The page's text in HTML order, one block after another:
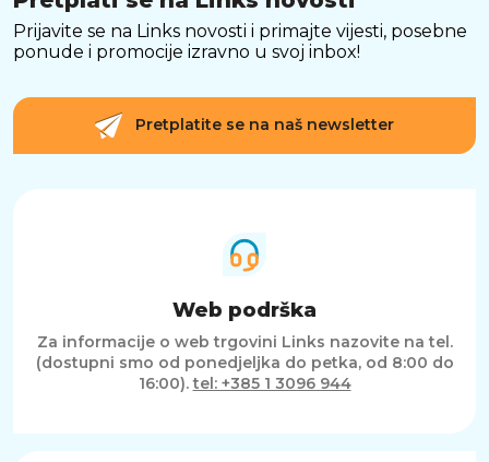
svakodnevno korištenje.
INTUITIVNE KONTROLE ZA JEDNOSTAVNO
Integrirane kontrole omogućuju brzo
prilagođavanje glasnoće, isključivanje
Trust GXT 491 Fayzo Wireless slušalice
savršena su kombinacija bežične
funkcionalnosti, vrhunskog zvuka i atraktivnog
dizajna. S virtualnim 7.1 surround zvukom,
prilagodljivim RGB osvjetljenjem,
Prijavite se na Links novosti i primajte vijesti, posebne
ponude i promocije izravno u svoj inbox!
Pretplatite se na naš newsletter
Web podrška
Za informacije o web trgovini Links nazovite na tel.
(dostupni smo od ponedjeljka do petka, od 8:00 do
16:00).tel: +385 1 3096 944